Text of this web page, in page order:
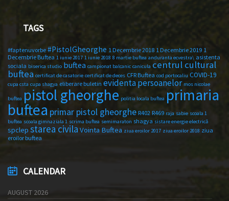
TAGS
#faptenuvorbe #PistolGheorghe 1 Decembrie 2018 1 Decembrie 2019 1
Decembrie Buftea 1 iunie 2017 1 iunie 2018 8 martie buftea anduranta ecvestra\ asistenta
sociala biserica studio buftea campionat balcanic canicula centrul cultural
buftea certificat de casatorie certificat de deces CFR Buftea cod portocaliu COVID-19
cupa csta cupa shagya eliberare buletin evidenta persoanelor mos nicolae
buftea pistol gheorghe politia locala buftea primaria
buftea primar pistol gheorghe R402 R469 raja sabie scoala 1
buftea scoala gimnaziala 1 scrima buftea semimaraton shagya sistare energie electrică
spclep starea civila Vointa Buftea ziua eroilor 2017 ziua eroilor 2018 ziua
eroilor buftea
CALENDAR
AUGUST 2026